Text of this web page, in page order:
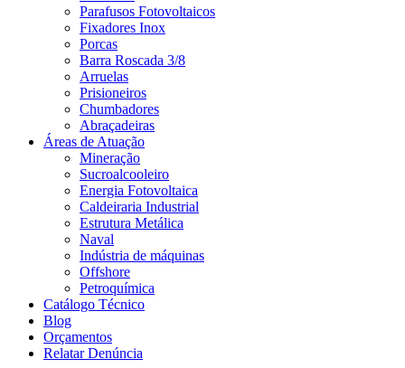
Parafusos Fotovoltaicos
Fixadores Inox
Porcas
Barra Roscada 3/8
Arruelas
Prisioneiros
Chumbadores
Abraçadeiras
Áreas de Atuação
Mineração
Sucroalcooleiro
Energia Fotovoltaica
Caldeiraria Industrial
Estrutura Metálica
Naval
Indústria de máquinas
Offshore
Petroquímica
Catálogo Técnico
Blog
Orçamentos
Relatar Denúncia